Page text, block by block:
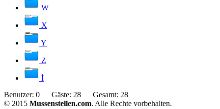
W
X
Y
Z
İ
Benutzer: 0 Gäste: 28 Gesamt: 28
© 2015 Mussenstellen.com. Alle Rechte vorbehalten.